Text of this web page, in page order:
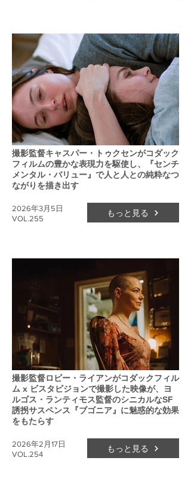
撮影監督キャスパー・トゥクセンがコダック
フィルムの豊かな表現力を駆使し、『センチ
メンタル・バリュー』で人と人との純粋なつ
ながりを描き出す
VOL.255
2026年3月5日 もっと見る
撮影監督ロビー・ライアンがコダックフィル
ム x ビスタビジョンで撮影した映像が、ヨ
ルゴス・ランティモス監督のシニカルなSF
誘拐サスペンス『ブゴニア』に魅惑的な効果
をもたらす
VOL.254
2026年2月17日 もっと見る